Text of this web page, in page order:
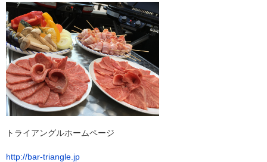
トライアングルホームページ
http://bar-triangle.jp